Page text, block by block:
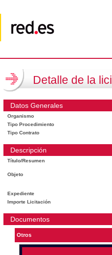
Detalle de la
Datos Generales
Organismo
Tipo Procedimiento
Tipo Contrato
Descripción
Título/Resumen
Objeto
Expediente
Importe Licitación
Documentos
Otros